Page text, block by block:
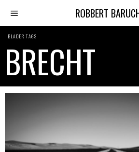
ROBBERT
BLADER TAGS
BRECHT